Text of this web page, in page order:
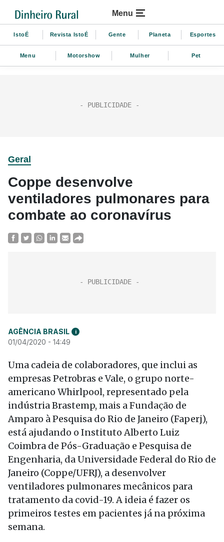
Menu
IstoÉ Revista IstoÉ Gente Planeta Esportes
Menu Motorshow Mulher Pet
Geral
Coppe desenvolve
ventiladores pulmonares para
combate ao coronavírus
AGÊNCIA BRASIL i
01/04/2020 - 14:49
Uma cadeia de colaboradores, que inclui as
empresas Petrobras e Vale, o grupo norte-
americano Whirlpool, representado pela
indústria Brastemp, mais a Fundação de
Amparo à Pesquisa do Rio de Janeiro (Faperj),
está ajudando o Instituto Alberto Luiz
Coimbra de Pós-Graduação e Pesquisa de
Engenharia, da Universidade Federal do Rio de
Janeiro (Coppe/UFRJ), a desenvolver
ventiladores pulmonares mecânicos para
tratamento da covid-19. A ideia é fazer os
primeiros testes em pacientes já na próxima
semana.